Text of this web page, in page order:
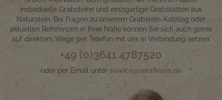
individuelle Grabsteine und einzigartige Grabstätten aus
Naturstein. Bei Fragen zu unserem Grabstein-Katalog oder
aktuellen Referenzen in Ihrer Nähe können Sie sich auch gerne
auf direktem Wege per Telefon mit uns in Verbindung setzen:
+49 (0)3641 4787520
oder per Email unter service@serafinum.de